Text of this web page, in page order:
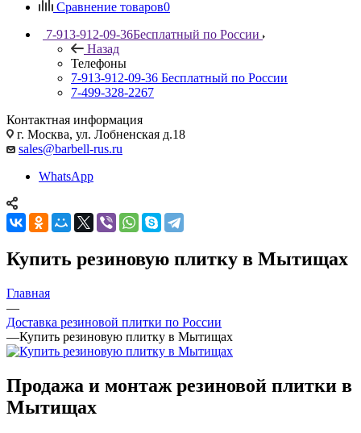
Сравнение товаров0
7-913-912-09-36Бесплатный по России
Назад
Телефоны
7-913-912-09-36 Бесплатный по России
7-499-328-2267
Контактная информация
г. Москва, ул. Лобненская д.18
sales@barbell-rus.ru
WhatsApp
Купить резиновую плитку в Мытищах
Главная
—
Доставка резиновой плитки по России
—Купить резиновую плитку в Мытищах
Продажа и монтаж резиновой плитки в
Мытищах